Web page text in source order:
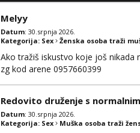
Melyy
Datum: 30.srpnja 2026.
Kategorija: Sex Ženska osoba traži
Ako tražiš iskustvo koje još
zg kod arene 0957660399
Redovito druženje s
Datum: 30.srpnja 2026.
Kategorija: Sex Muška osoba traži